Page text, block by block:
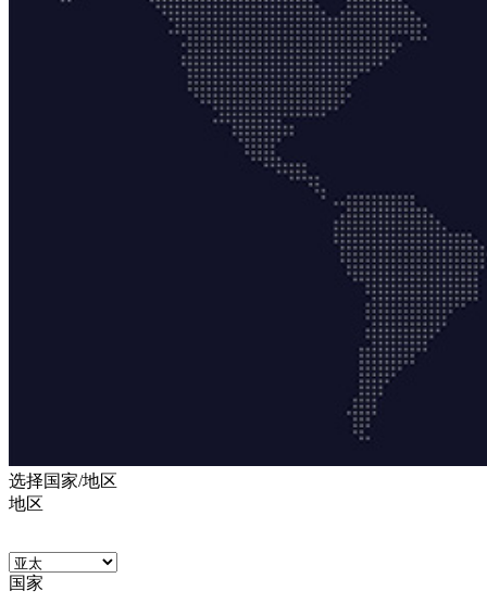
选择国家/地区
地区
国家